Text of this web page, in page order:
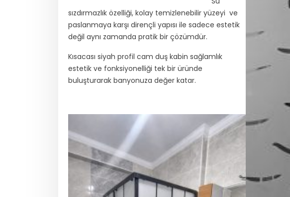
sızdırmazlık özelliği, kolay temizlenebilir yüzeyi ve
paslanmaya karşı dirençli yapısı ile sadece estetik
değil aynı zamanda pratik bir çözümdür.
Kısacası siyah profil cam duş kabin sağlamlık
estetik ve fonksiyonelliği tek bir üründe
buluşturarak banyonuza değer katar.